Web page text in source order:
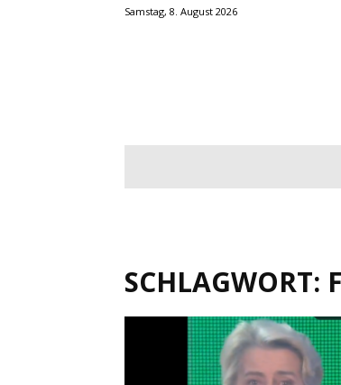
Samstag, 8. August 2026
SCHLAGWORT: